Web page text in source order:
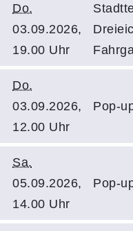
Do.
03.09.2026,
19.00 Uhr
Do.
03.09.2026,
12.00 Uhr
Pop-
Sa.
05.09.2026,
14.00 Uhr
Pop-